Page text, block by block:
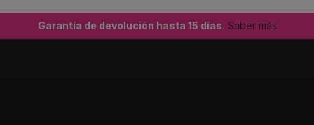
Garantía de devolución hasta 15 días. Saber más